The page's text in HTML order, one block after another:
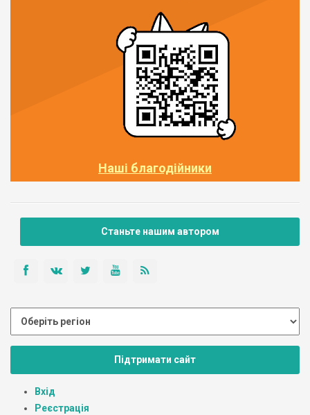
Наші благодійники
Станьте нашим автором
Підтримати сайт
Вхід
Реєстрація